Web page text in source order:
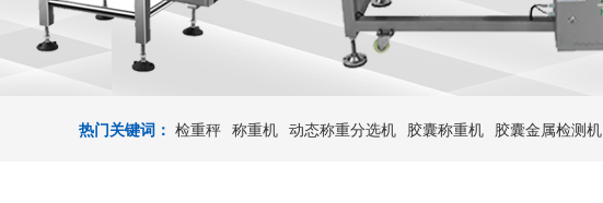
热门关键词： 检重秤 称重机 动态称重分选机 胶囊称重机 胶囊金属检测机